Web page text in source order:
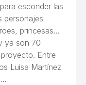
esconder las
personajes
princesas…
ya son 70
Entre
Luisa Martínez